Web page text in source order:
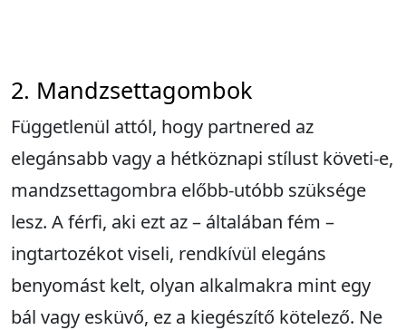
2. Mandzsettagombok
Függetlenül attól, hogy partnered az
elegánsabb vagy a hétköznapi stílust követi-e,
mandzsettagombra előbb-utóbb szüksége
lesz. A férfi, aki ezt az – általában fém –
ingtartozékot viseli, rendkívül elegáns
benyomást kelt, olyan alkalmakra mint egy
bál vagy esküvő, ez a kiegészítő kötelező. Ne